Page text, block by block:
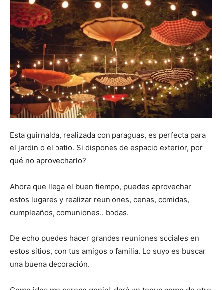
Esta guirnalda, realizada con paraguas, es perfecta para
el jardín o el patio. Si dispones de espacio exterior, por
qué no aprovecharlo?
Ahora que llega el buen tiempo, puedes aprovechar
estos lugares y realizar reuniones, cenas, comidas,
cumpleaños, comuniones.. bodas.
De echo puedes hacer grandes reuniones sociales en
estos sitios, con tus amigos o familia. Lo suyo es buscar
una buena decoración.